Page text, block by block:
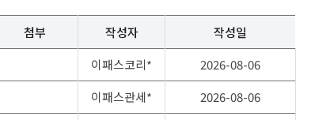
첨부 작성자
작성일
이패스코리*
2026-08-06
이패스관세*
2026-08-06